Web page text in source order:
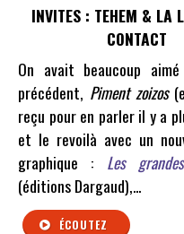
INVITES : TEHEM & LA
CONTACT
On avait beaucoup
précédent, Piment zoizos
reçu pour en parler il y a
et le revoilà avec un
graphique : Les
(éditions Dargaud),...
ÉCOUTEZ